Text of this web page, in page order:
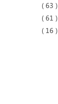
( 63 )
( 61 )
( 16 )